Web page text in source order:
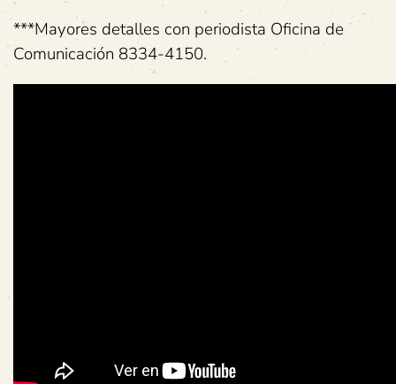
***Mayores detalles con periodista Oficina de
Comunicación 8334-4150.